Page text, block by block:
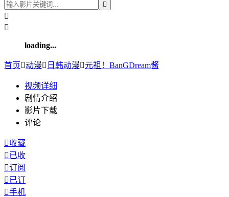



loading...
首页动漫 日韩动漫元祖！BanGDream酱
视频详细
剧情介绍
影片下载
评论
收藏
已收
订阅
已订
手机